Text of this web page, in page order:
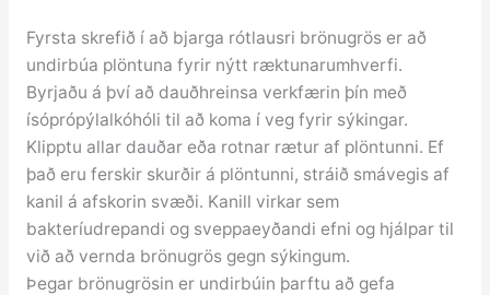
Fyrsta skrefið í að bjarga rótlausri brönugrös er að
undirbúa plöntuna fyrir nýtt ræktunarumhverfi.
Byrjaðu á því að dauðhreinsa verkfærin þín með
ísóprópýlalkóhóli til að koma í veg fyrir sýkingar.
Klipptu allar dauðar eða rotnar rætur af plöntunni. Ef
það eru ferskir skurðir á plöntunni, stráið smávegis af
kanil á afskorin svæði. Kanill virkar sem
bakteríudrepandi og sveppaeyðandi efni og hjálpar til
við að vernda brönugrös gegn sýkingum.
Þegar brönugrösin er undirbúin þarftu að gefa